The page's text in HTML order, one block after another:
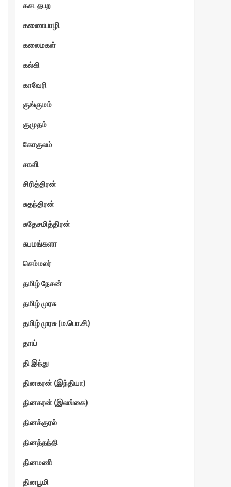
கசடதபற
கணையாழி
கலைமகள்
கல்கி
காவேரி
குங்குமம்
குமுதம்
கோகுலம்
சாவி
சிரித்திரன்
சுதந்திரன்
சுதேசமித்திரன்
சுபமங்களா
செம்மலர்
தமிழ் நேசன்
தமிழ் முரசு
தமிழ் முரசு (ம.பொ.சி)
தாய்
தி இந்து
தினகரன் (இந்தியா)
தினகரன் (இலங்கை)
தினக்குரல்
தினத்தந்தி
தினமணி
தினபூமி